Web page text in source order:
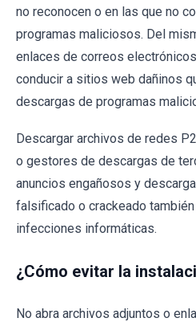
no reconocen o en las que no
programas maliciosos. Del
enlaces de correos
conducir a sitios web dañinos
descargas de programas
Descargar archivos de redes
o gestores de descargas de
anuncios engañosos y
falsificado o crackeado
infecciones informáticas.
¿Cómo evitar la
No abra archivos adjuntos o